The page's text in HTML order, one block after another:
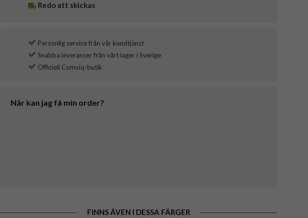
Redo att skickas
Personlig service från vår kundtjänst
Snabba leveranser från vårt lager i Sverige
Officiell Comviq-butik
När kan jag få min order?
FINNS ÄVEN I DESSA FÄRGER